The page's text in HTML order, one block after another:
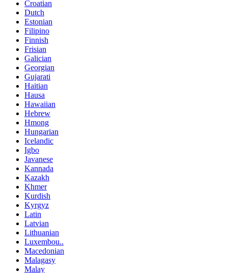
Croatian
Dutch
Estonian
Filipino
Finnish
Frisian
Galician
Georgian
Gujarati
Haitian
Hausa
Hawaiian
Hebrew
Hmong
Hungarian
Icelandic
Igbo
Javanese
Kannada
Kazakh
Khmer
Kurdish
Kyrgyz
Latin
Latvian
Lithuanian
Luxembou..
Macedonian
Malagasy
Malay